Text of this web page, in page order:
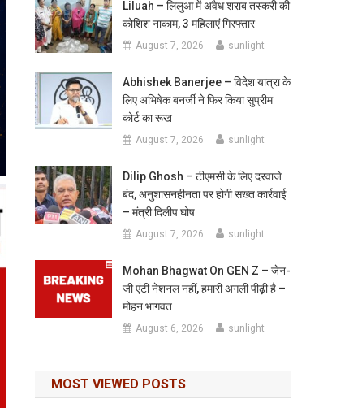
Liluah – लिलुआ में अवैध शराब तस्करी की
कोशिश नाकाम, 3 महिलाएं गिरफ्तार
August 7, 2026 sunlight
Abhishek Banerjee – विदेश यात्रा के
लिए अभिषेक बनर्जी ने फिर किया सुप्रीम
कोर्ट का रूख
August 7, 2026 sunlight
Dilip Ghosh – टीएमसी के लिए दरवाजे
बंद, अनुशासनहीनता पर होगी सख्त कार्रवाई
– मंत्री दिलीप घोष
August 7, 2026 sunlight
Mohan Bhagwat On GEN Z – जेन-
जी एंटी नेशनल नहीं, हमारी अगली पीढ़ी है –
मोहन भागवत
August 6, 2026 sunlight
MOST VIEWED POSTS